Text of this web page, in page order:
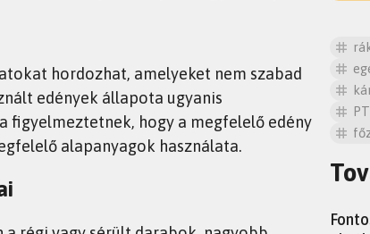
hordozhat, amelyeket nem szabad
edények állapota ugyanis
figyelmeztetnek, hogy a megfelelő edény
alapanyagok használata.